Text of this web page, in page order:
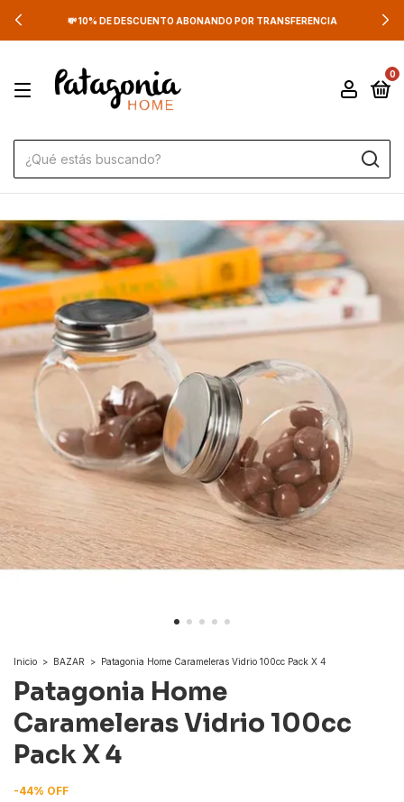
💸 10% DE DESCUENTO ABONANDO POR TRANSFERENCIA
0
Inicio > BAZAR > Patagonia Home Carameleras Vidrio 100cc Pack X 4
Patagonia Home
Carameleras Vidrio 100cc
Pack X 4
-44% OFF